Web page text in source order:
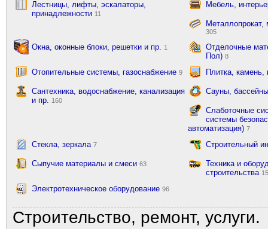
Лестницы, лифты, эскалаторы,
принадлежности 11
Мебель,
305
Окна, оконные блоки, решетки и пр. 1
Отделочные
Пол) 8
Отопительные системы, газоснабжение 9 Плитка,
Сантехника, водоснабжение, канализация
и пр.
160
Сауны,
Слаботочные
системы
автоматизация) 7
Стекла, зеркала 7 Строительный
Сыпучие материалы и смеси 63
Техника и
строительства
Электротехническое оборудование 96
Строительство, ремонт, услуги.